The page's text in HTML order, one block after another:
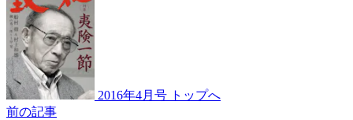
2016年4月号 トップへ
前の記事